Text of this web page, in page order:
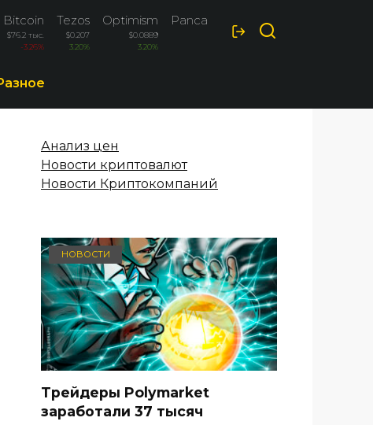
Bitcoin
$76.2 тыс.
-3.26%
Tezos
$0.207
3.20%
Optimism
$0.0889
3.20%
PancakeSwap
$1.44
Анализ цен
Новости криптовалют
Новости Криптокомпаний
НОВОСТИ
Трейдеры Polymarket
заработали 37 тысяч